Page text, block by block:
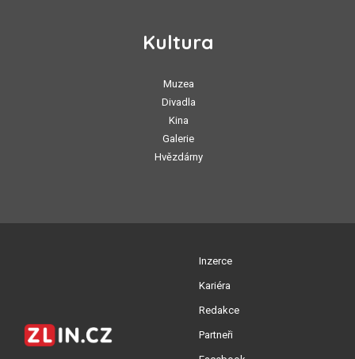
Kultura
Muzea
Divadla
Kina
Galerie
Hvězdárny
Inzerce
Kariéra
Redakce
Partneři